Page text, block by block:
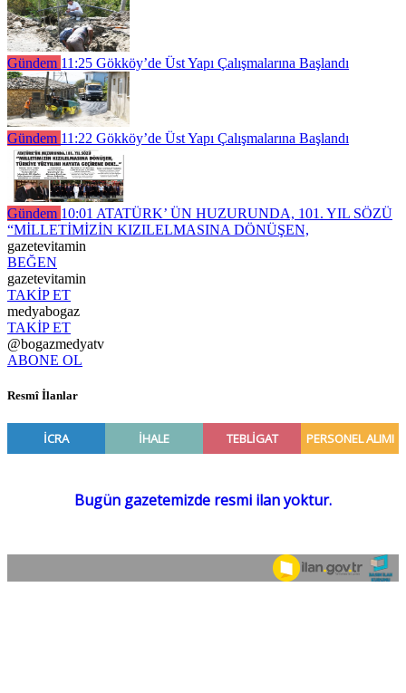
Gündem 11:25 Gökköy’de Üst Yapı Çalışmalarına Başlandı
Gündem 11:22 Gökköy’de Üst Yapı Çalışmalarına Başlandı
Gündem 10:01 ATATÜRK’ ÜN HUZURUNDA, 101. YIL SÖZÜ
“MİLLETİMİZİN KIZILELMASINA DÖNÜŞEN,
gazetevitamin
BEĞEN
gazetevitamin
TAKİP ET
medyabogaz
TAKİP ET
@bogazmedyatv
ABONE OL
Resmî İlanlar